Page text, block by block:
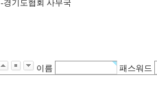
-경기도협회 사무국
이름 패스워드